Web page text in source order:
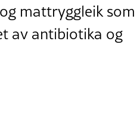
mattryggleik som
av antibiotika og